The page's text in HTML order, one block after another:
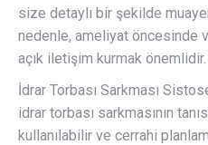
size detaylı bir şekilde
nedenle, ameliyat öncesinde
açık iletişim kurmak önemlidir.
İdrar Torbası Sarkması
idrar torbası sarkmasının
kullanılabilir ve cerrahi